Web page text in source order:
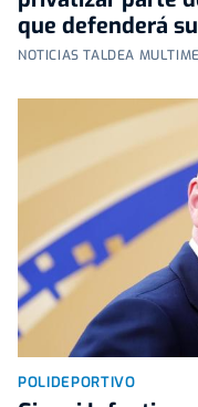
que defenderá
NOTICIAS TALDEA
POLIDEPORTIVO